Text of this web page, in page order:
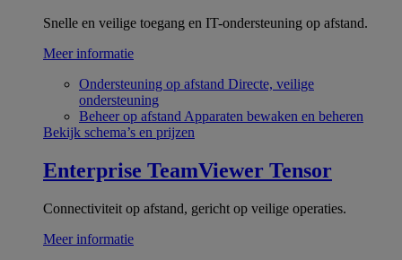
Snelle en veilige toegang en IT-ondersteuning op afstand.
Meer informatie
Ondersteuning op afstand Directe, veilige
ondersteuning
Beheer op afstand Apparaten bewaken en beheren
Bekijk schema’s en prijzen
Enterprise TeamViewer Tensor
Connectiviteit op afstand, gericht op veilige operaties.
Meer informatie